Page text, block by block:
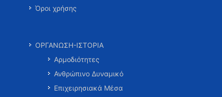
Όροι χρήσης
ΟΡΓΑΝΩΣΗ-ΙΣΤΟΡΙΑ
Αρμοδιότητες
Ανθρώπινο Δυναμικό
Επιχειρησιακά Μέσα